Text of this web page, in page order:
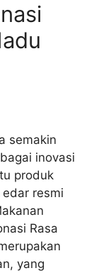
semakin
inovasi
produk
resmi
Rasa
yang